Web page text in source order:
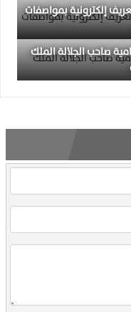
إلكترونية بمواصفات
صاحب الجلالة الملك